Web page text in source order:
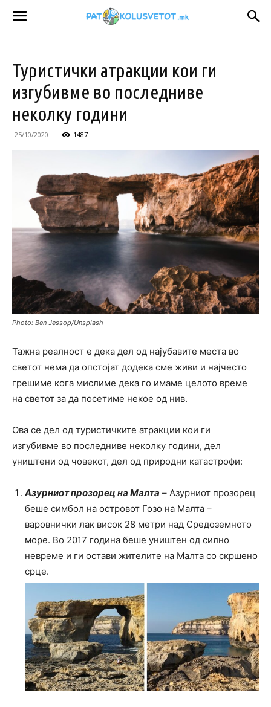
Туристички атракции кои ги
изгубивме во последниве
неколку години
25/10/2020 1487
Photo: Ben Jessop/Unsplash
Тажна реалност е дека дел од најубавите места во
светот нема да опстојат додека сме живи и најчесто
грешиме кога мислиме дека го имаме целото време
на светот за да посетиме некое од нив.
Ова се дел од туристичките атракции кои ги
изгубивме во последниве неколку години, дел
уништени од човекот, дел од природни катастрофи:
Азурниот прозорец на Малта – Азурниот прозорец
беше симбол на островот Гозо на Малта –
варовнички лак висок 28 метри над Средоземното
море. Во 2017 година беше уништен од силно
невреме и ги остави жителите на Малта со скршено
срце.